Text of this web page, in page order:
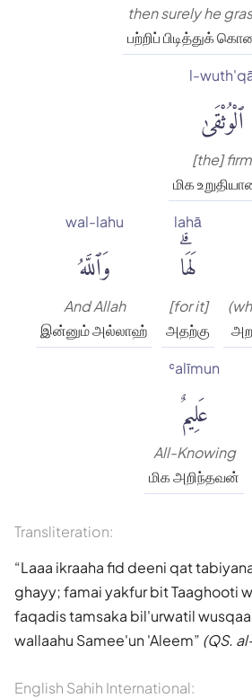
then surely he
பற்றிப் பிடித்துக்
l-
ٱلْوُثْقَىٰ
[the] firm
மிக
lahā
لَهَاۗ
[for it]
அதற்கு
wal-lahu
وَٱللَّهُ
And Allah
இன்னும் அல்லாஹ்
ʿalīmun
عَلِيمٌ
All-Knowing
மிக அறிந்தவன்
Transliteration:
Laaa ikraaha fid deeni qat
ghayy; famai yakfur bit Taaghooti
faqadis tamsaka bil'urwatil wusqaa
wallaahu Samee'un 'Aleem (QS.
English Sahih International: